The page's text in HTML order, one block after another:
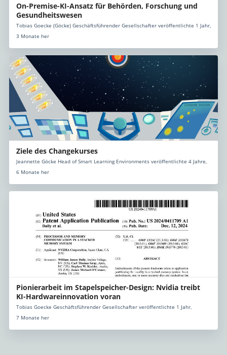
On-Premise-KI-Ansatz für Behörden, Forschung und
Gesundheitswesen
Tobias Goecke (Göcke) Geschäftsführender Gesellschafter veröffentlichte 1 Jahr,
3 Monate her
Ziele des Changekurses
Jeannette Göcke Head of Smart Learning Environments veröffentlichte 4 Jahre,
6 Monate her
Pionierarbeit im Stapelspeicher-Design: Nvidia treibt
KI-Hardwareinnovation voran
Tobias Goecke Geschäftsführender Gesellschafter veröffentlichte 1 Jahr,
7 Monate her